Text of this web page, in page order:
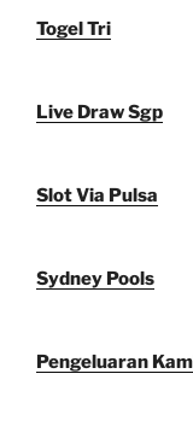
Togel Tri
Live Draw Sgp
Slot Via Pulsa
Sydney Pools
Pengeluaran